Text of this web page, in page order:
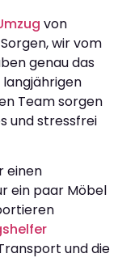
von
wir vom
genau das
Team sorgen
und stressfrei
einen
ein paar Möbel
und die